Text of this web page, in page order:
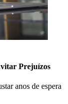
Prejuízos
anos de espera